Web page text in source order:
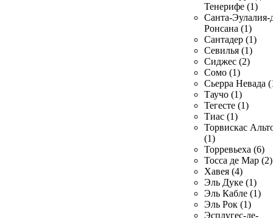
Тенерифе (1)
Санта-Эулалия-
Ронсана (1)
Сантадер (1)
Севилья (1)
Сиджес (2)
Сомо (1)
Сьерра Невада
Таучо (1)
Тегесте (1)
Тиас (1)
Торвискас
(1)
Торревьеха (6)
Тосса де Мар (2)
Хавея (4)
Эль Дуке (1)
Эль Кабле (1)
Эль Рок (1)
Эсплугес-де-